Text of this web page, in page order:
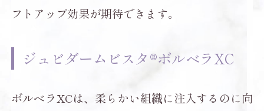
フトアップ効果が期待できます。
ジュビダームビスタ®ボルベラXC
ボルベラXCは、柔らかい組織に注入するのに向